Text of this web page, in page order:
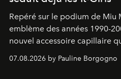
Repéré sur le podium de Miu
emblème des années 1990-
nouvel accessoire capillaire
07.08.2026 by Pauline Borgogno